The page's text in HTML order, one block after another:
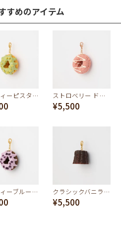
すめのアイテム
メルティーピスタチオ ドーナツ チャーム ストロベリー ドーナッツ チャーム
¥5,500
メルティーブルーベリー ドーナツ チャーム クラシックバニラカヌレ チャーム
¥5,500